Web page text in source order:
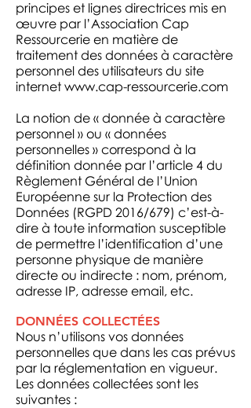
principes et lignes directrices mis en
œuvre par l’Association Cap
Ressourcerie en matière de
traitement des données à caractère
personnel des utilisateurs du site
internet www.cap-ressourcerie.com
La notion de « donnée à caractère
personnel » ou « données
personnelles » correspond à la
définition donnée par l’article 4 du
Règlement Général de l’Union
Européenne sur la Protection des
Données (RGPD 2016/679) c’est-à-
dire à toute information susceptible
de permettre l’identification d’une
personne physique de manière
directe ou indirecte : nom, prénom,
adresse IP, adresse email, etc.
DONNÉES COLLECTÉES
Nous n’utilisons vos données
personnelles que dans les cas prévus
par la réglementation en vigueur.
Les données collectées sont les
suivantes :